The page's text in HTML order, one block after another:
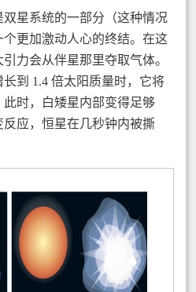
星系统的一部分（这种情况
更加激动人心的终结。在这
力会从伴星那里夺取气体。
到 1.4 倍太阳质量时，它将
时，白矮星内部变得足够
应，恒星在几秒钟内被撕